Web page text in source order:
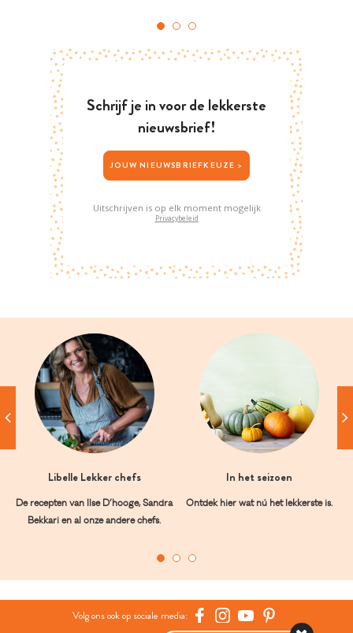
Schrijf je in voor de lekkerste
nieuwsbrief!
JOUW NIEUWSBRIEFKEUZE >
Uitschrijven is op elk moment mogelijk
Privacybeleid
Libelle Lekker chefs
De recepten van Ilse D’hooge, Sandra
Bekkari en al onze andere chefs.
In het seizoen
Ontdek hier wat nú het lekkerste is.
Volg ons ook op sociale media: